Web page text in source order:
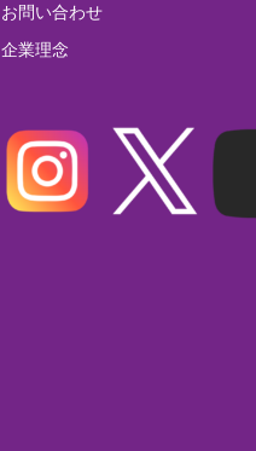
お問い合わせ
企業理念